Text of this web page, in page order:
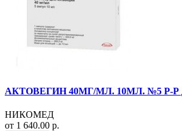
АКТОВЕГИН 40МГ/МЛ. 10МЛ. №5 Р-
НИКОМЕД
от 1 640.00 р.